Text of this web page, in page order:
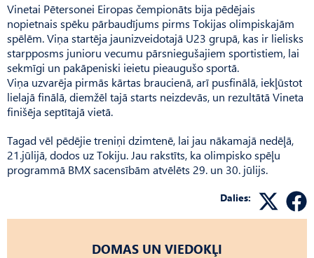
Vinetai Pētersonei Eiropas čempionāts bija pēdējais
nopietnais spēku pārbaudījums pirms Tokijas olimpiskajām
spēlēm. Viņa startēja jaunizveidotajā U23 grupā, kas ir lielisks
starpposms junioru vecumu pārsniegušajiem sportistiem, lai
sekmīgi un pakāpeniski ieietu pieaugušo sportā.
Viņa uzvarēja pirmās kārtas braucienā, arī pusfinālā, iekļūstot
lielajā finālā, diemžēl tajā starts neizdevās, un rezultātā Vineta
finišēja septītajā vietā.
Tagad vēl pēdējie treniņi dzimtenē, lai jau nākamajā nedēļā,
21.jūlijā, dodos uz Tokiju. Jau rakstīts, ka olimpisko spēļu
programmā BMX sacensībām atvēlēts 29. un 30. jūlijs.
Dalies:
DOMAS UN VIEDOKĻI